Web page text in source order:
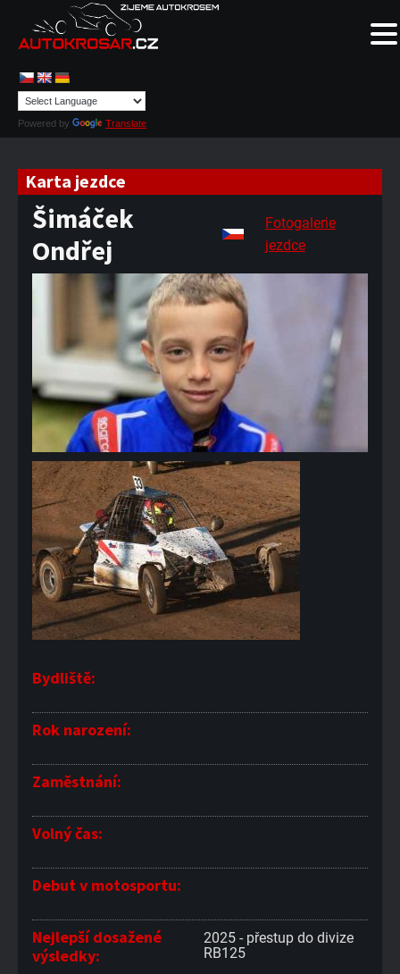
Powered by Translate
Karta jezdce
Šimáček
Ondřej
Fotogalerie
jezdce
Bydliště:
Rok narození:
Zaměstnání:
Volný čas:
Debut v motosportu:
Nejlepší dosažené
výsledky:
2025 - přestup do divize
RB125